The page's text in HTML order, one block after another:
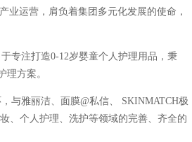
业运营，肩负着集团多元化发展的使命，
专注打造0-12岁婴童个人护理用品，秉
理方案。
与雅丽洁、面膜@私信、 SKINMATCH极
、个人护理、洗护等领域的完善、齐全的